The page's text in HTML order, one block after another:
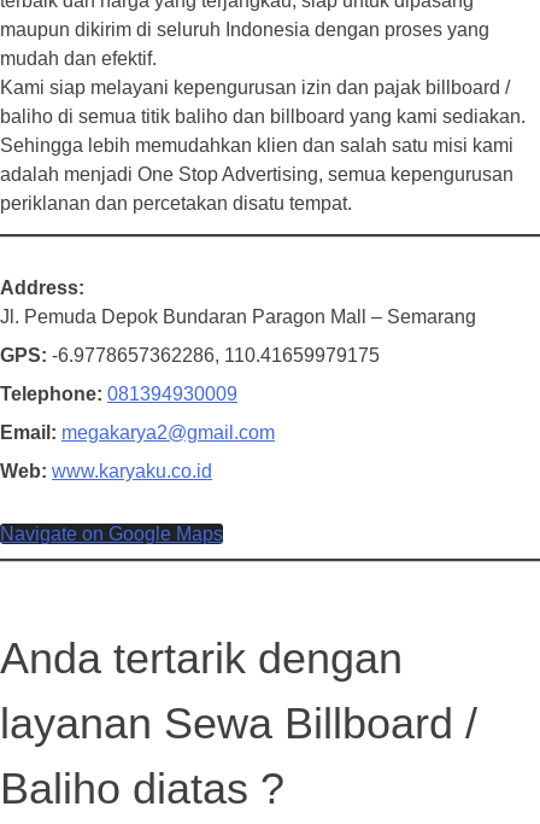
maupun dikirim di seluruh Indonesia dengan proses yang
mudah dan efektif.
Kami siap melayani kepengurusan izin dan pajak billboard /
baliho di semua titik baliho dan billboard yang kami sediakan.
Sehingga lebih memudahkan klien dan salah satu misi kami
adalah menjadi One Stop Advertising, semua kepengurusan
periklanan dan percetakan disatu tempat.
Address
Jl. Pemuda Depok Bundaran Paragon Mall – Semarang
GPS -6.9778657362286, 110.41659979175
Telephone 081394930009
Email
megakarya2@gmail.com
Web www.karyaku.co.id
Navigate on Google Maps
Anda tertarik dengan
layanan Sewa Billboard /
Baliho diatas ?